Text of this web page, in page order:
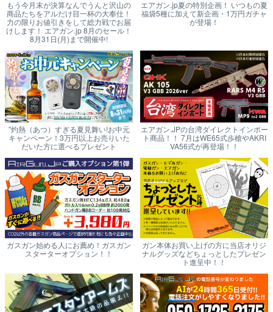
もう今月末が決算なんでうんと沢山の
商品たちをアルだけ目一杯の大奉仕！
力の限りお値引きをして総力戦でお届
けします！ エアガン.jp 8月のセール！
8月31日(月)まで開催中!
エアガン.jp夏の特別企画！ いつもの夏
福袋5種に加えて新企画・1万円ガチャ
が登場！
"灼熱（あつ）すぎる夏見舞い!お中元
キャンペーン！3万円以上お売りいた
だいた方に選べるプレゼント
エアガン.JPの台湾ダイレクトインポー
ト商品！！ 7月はWE65式歩槍やAKRI
VA56式が再登場！！
ガスガン始める人にお薦め！ガスガン
スターターオプション！！
ガン本体お買い上げの方に当店オリジ
ナルグッズなどちょっとしたプレゼン
ト進呈中！！